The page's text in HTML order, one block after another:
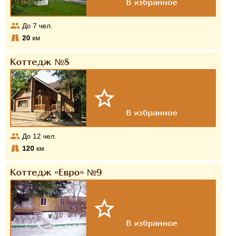
До 7 чел.
20 км
Коттедж №8
До 12 чел.
120 км
Коттедж «Евро» №9